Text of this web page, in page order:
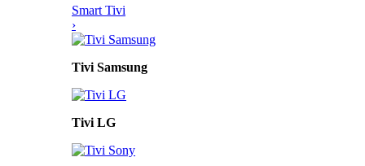
Smart Tivi
›
Tivi Samsung
Tivi LG